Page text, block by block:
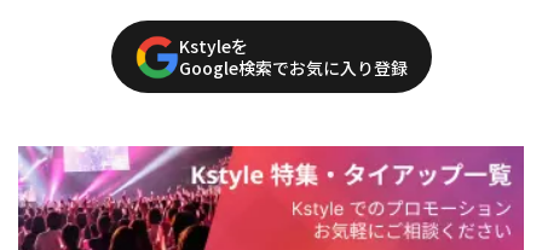
Kstyleを
Google検索でお気に入り登録